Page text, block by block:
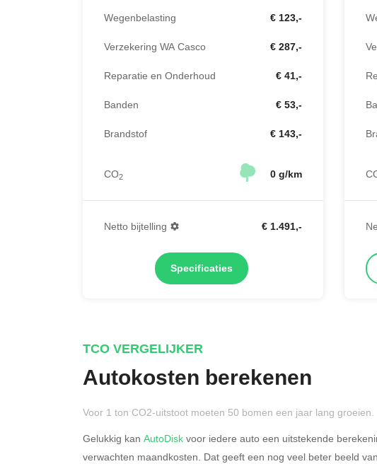
Wegenbelasting € 123,-
Verzekering WA Casco € 287,-
Reparatie en Onderhoud € 41,-
Banden € 53,-
Brandstof € 143,-
CO2 0 g/km
Netto bijtelling € 1.491,-
Specificaties
TCO VERGELIJKER
Autokosten berekenen
Voor 1 ton CO2-uitstoot moeten 50 bomen een jaar lang groeien.
Gelukkig kan AutoDisk voor iedere auto een uitstekende
verwachten maandkosten. Dat geeft een nog veel beter beeld